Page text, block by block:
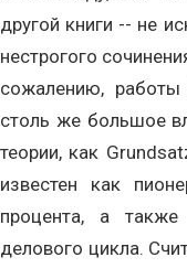
другой книги -- не
нестрогого
сожалению,
столь же большое
теории, как
известен как
процента, а
делового цикла.